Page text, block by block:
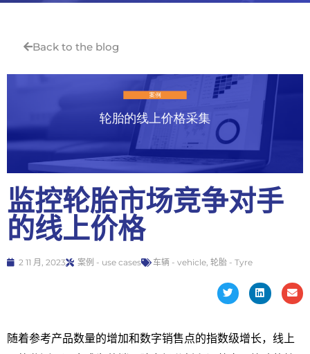
Back to the blog
监控轮胎市场竞争对手
的线上价格
2 11 月, 2023 案例 - use cases 车辆 - vehicle 轮胎 - Tyre
随着参考产品数量的增加和数字销售点的指数级增长，线上